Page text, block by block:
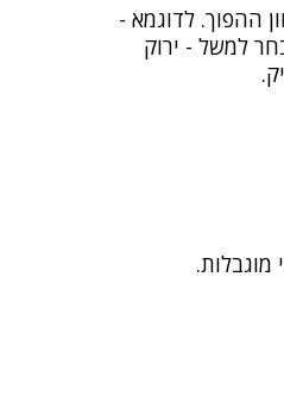
ההפוך. לדוגמא -
למשל - ירוק
מוגבלות.